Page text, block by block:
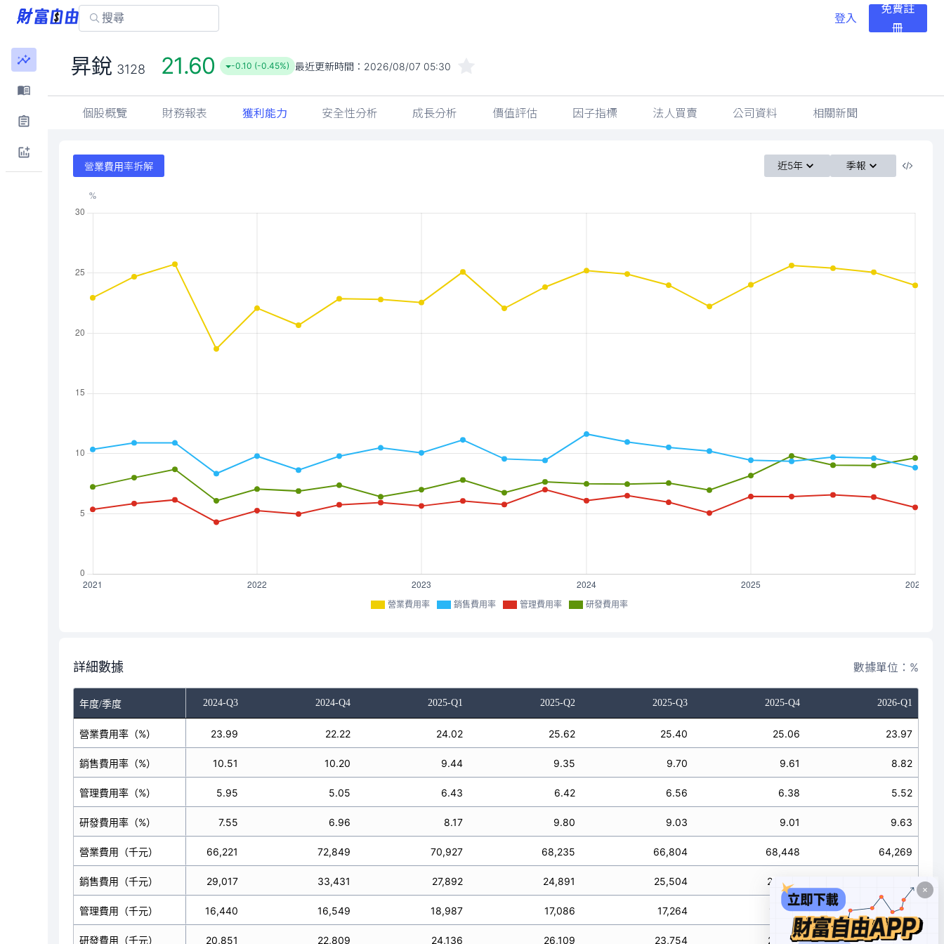
登入
免費註
冊
昇銳 3128 21.60 -0.10 (-0.45%) 最近更新時間： 2026/08/07 05:30
個股概覽 財務報表 獲利能力 安全性分析 成長分析 價值評估 因子指標 法人買賣 公司資料 相關新聞
營業費用率拆解 近5年 季報
營業費用率 銷售費用率 管理費用率 研發費用率
詳細數據 數據單位：%
年度/季度
2024-Q2 2024-Q3 2024-Q4 2025-Q1 2025-Q2 2025-Q3 2025-Q4 2026-Q1
營業費用率（%）
銷售費用率（%）
管理費用率（%）
研發費用率（%）
營業費用（千元）
銷售費用（千元）
管理費用（千元）
研發費用（千元）
24.91 23.99 22.22 24.02 25.62 25.40 25.06 23.97
10.96 10.51 10.20 9.44 9.35 9.70 9.61 8.82
6.50 5.95 5.05 6.43 6.42 6.56 6.38 5.52
7.46 7.55 6.96 8.17 9.80 9.03 9.01 9.63
63,851 66,221 72,849 70,927 68,235 66,804 68,448 64,269
28,096 29,017 33,431 27,892 24,891 25,504 26,258
16,647 16,440 16,549 18,987 17,086 17,264 17,433 14,805
19,117 20,851 22,809 24,136 26,109 23,754 24,616 25,817